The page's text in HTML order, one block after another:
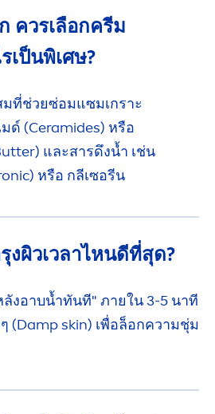
ควรเลือกครีม
เป็นพิเศษ?
ที่ช่วยซ่อมแซมเกราะ
มด์ (Ceramides) หรือ
) และสารดึงน้ำ เช่น
ic) หรือ กลีเซอรีน
งผิวเวลาไหนดีที่สุด?
งอาบน้ำทันที" ภายใน3-5 นาที
(Dampskin) เพื่อล็อกความชุ่ม